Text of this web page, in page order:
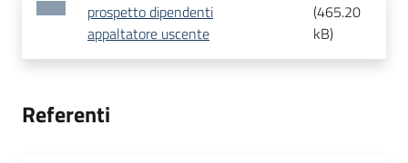
prospetto dipendenti
appaltatore uscente
(465.20
kB)
Referenti